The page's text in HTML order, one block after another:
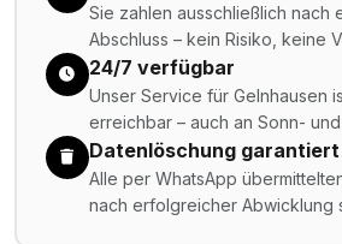
Sie zahlen ausschließlich nach
Abschluss – kein Risiko, keine
24/7 verfügbar
Unser Service für Gelnhausen
erreichbar – auch an Sonn-
Datenlöschung garantiert
Alle per WhatsApp
nach erfolgreicher Abwicklung